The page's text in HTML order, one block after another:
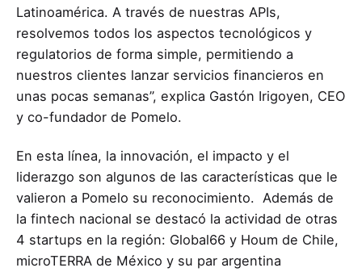
Latinoamérica. A través de nuestras APIs,
resolvemos todos los aspectos tecnológicos y
regulatorios de forma simple, permitiendo a
nuestros clientes lanzar servicios financieros en
unas pocas semanas”, explica Gastón Irigoyen, CEO
y co-fundador de Pomelo.
En esta línea, la innovación, el impacto y el
liderazgo son algunos de las características que le
valieron a Pomelo su reconocimiento. Además de
la fintech nacional se destacó la actividad de otras
4 startups en la región: Global66 y Houm de Chile,
microTERRA de México y su par argentina